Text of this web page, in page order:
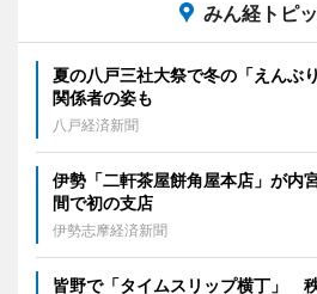
みん経トピ
夏の八戸三社大祭で冬の「えん
関係者の姿も
八戸経済新聞
伊勢「二軒茶屋餅角屋本店」が
間で初の支店
伊勢志摩経済新聞
皆野で「タイムスリップ横丁」